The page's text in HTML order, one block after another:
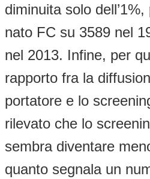
diminuita solo
nato FC su 3589 nel
nel 2013. Infine, per
rapporto fra la
portatore e lo
rilevato che lo
sembra diventare
quanto segnala un